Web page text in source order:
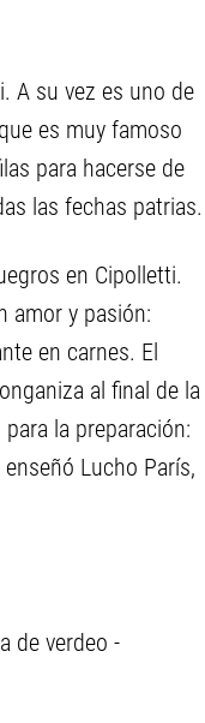
A su vez es uno de
es muy famoso
para hacerse de
las fechas patrias.
en Cipolletti.
amor y pasión:
en carnes. El
al final de la
la preparación:
Lucho París,
de verdeo -